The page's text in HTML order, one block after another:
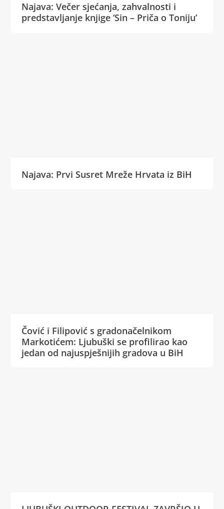
Najava: Večer sjećanja, zahvalnosti i
predstavljanje knjige ‘Sin – Priča o Toniju’
Najava: Prvi Susret Mreže Hrvata iz BiH
Čović i Filipović s gradonačelnikom
Markotićem: Ljubuški se profilirao kao
jedan od najuspješnijih gradova u BiH